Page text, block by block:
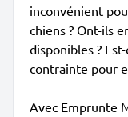
inconvénient
chiens ? Ont-ils
disponibles ?
contrainte pour
Avec Emprunte